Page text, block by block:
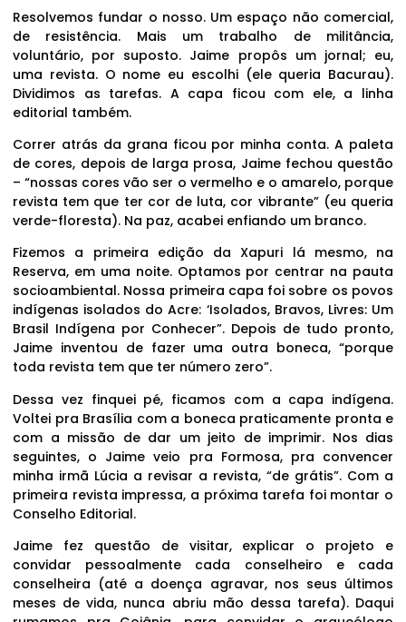
Resolvemos fundar o nosso. Um espaço não comercial,
de resistência. Mais um trabalho de militância,
voluntário, por suposto. Jaime propôs um jornal; eu,
uma revista. O nome eu escolhi (ele queria Bacurau).
Dividimos as tarefas. A capa ficou com ele, a linha
editorial também.
Correr atrás da grana ficou por minha conta. A paleta
de cores, depois de larga prosa, Jaime fechou questão
– “nossas cores vão ser o vermelho e o amarelo, porque
revista tem que ter cor de luta, cor vibrante” (eu queria
verde-floresta). Na paz, acabei enfiando um branco.
Fizemos a primeira edição da Xapuri lá mesmo, na
Reserva, em uma noite. Optamos por centrar na pauta
socioambiental. Nossa primeira capa foi sobre os povos
indígenas isolados do Acre: ‘Isolados, Bravos, Livres: Um
Brasil Indígena por Conhecer”. Depois de tudo pronto,
Jaime inventou de fazer uma outra boneca, “porque
toda revista tem que ter número zero”.
Dessa vez finquei pé, ficamos com a capa indígena.
Voltei pra Brasília com a boneca praticamente pronta e
com a missão de dar um jeito de imprimir. Nos dias
seguintes, o Jaime veio pra Formosa, pra convencer
minha irmã Lúcia a revisar a revista, “de grátis”. Com a
primeira revista impressa, a próxima tarefa foi montar o
Conselho Editorial.
Jaime fez questão de visitar, explicar o projeto e
convidar pessoalmente cada conselheiro e cada
conselheira (até a doença agravar, nos seus últimos
meses de vida, nunca abriu mão dessa tarefa). Daqui